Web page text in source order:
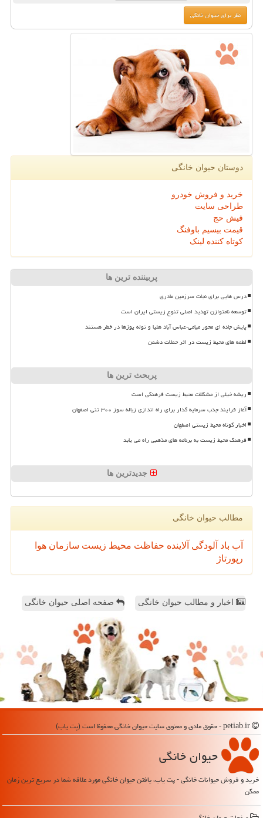
دوستان حیوان خانگی
خرید و فروش خودرو
طراحی سایت
فیش حج
قیمت بیسیم باوفنگ
کوتاه کننده لینک
پربیننده ترین ها
درس هایی برای نجات سرزمین مادری
توسعه نامتوازن تهدید اصلی تنوع زیستی ایران است
پایش جاده ای محور میامی-عباس آباد هلیا و توله یوزها در خطر هستند
لطمه های محیط زیست در اثر حملات دشمن
پربحث ترین ها
ریشه خیلی از مشکلات محیط زیست فرهنگی است
آغاز فرایند جذب سرمایه گذار برای راه اندازی زباله سوز ۳۰۰ تنی اصفهان
اخبار کوتاه محیط زیستی اصفهان
فرهنگ محیط زیست به برنامه های مذهبی راه می یابد
جدیدترین ها
مطالب حیوان خانگی
آب باد آلودگی آلاینده حفاظت محیط زیست سازمان هوا
رپورتاژ
اخبار و مطالب حیوان خانگی صفحه اصلی حیوان خانگی
حیوان خانگی
خرید و فروش حیوانات خانگی - پت یاب، یافتن حیوان خانگی مورد علاقه شما در سریع ترین زمان
ممکن